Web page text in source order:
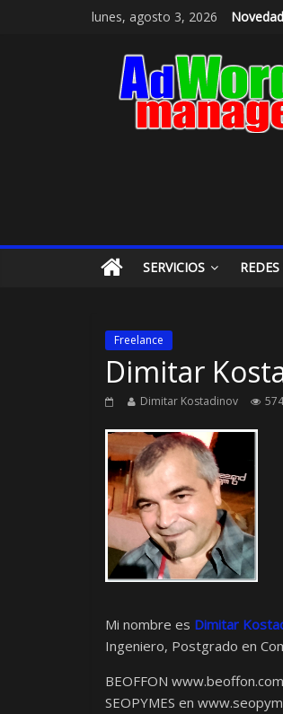
lunes, agosto 3, 2026
SERVICIOS
Freelance
Dimitar
Dimitar Kostadinov
Mi nombre es Dimitar
Ingeniero, Postgrado en
BEOFFON
SEOPYMES en